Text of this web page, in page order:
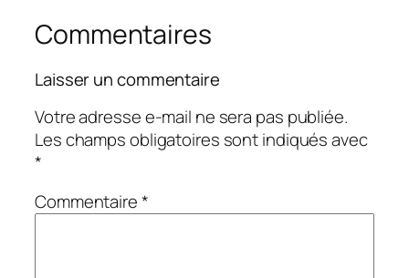
Commentaires
Laisser un commentaire
Votre adresse e-mail ne sera pas publiée.
Les champs obligatoires sont indiqués avec
*
Commentaire*